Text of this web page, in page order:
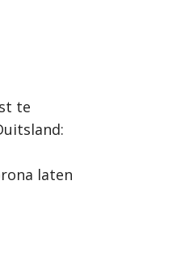
te
laten